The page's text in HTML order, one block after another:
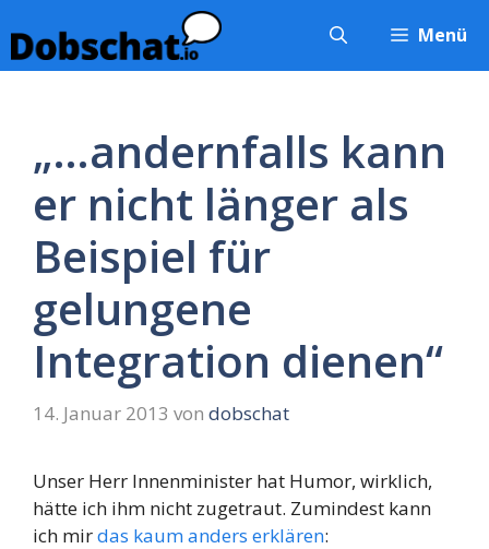
Inhalt
springen
Menü
„…andernfalls kann
er nicht länger als
Beispiel für
gelungene
Integration dienen“
14. Januar 2013 von dobschat
Unser Herr Innenminister hat Humor, wirklich,
hätte ich ihm nicht zugetraut. Zumindest kann
ich mirdas kaum anders erklären: